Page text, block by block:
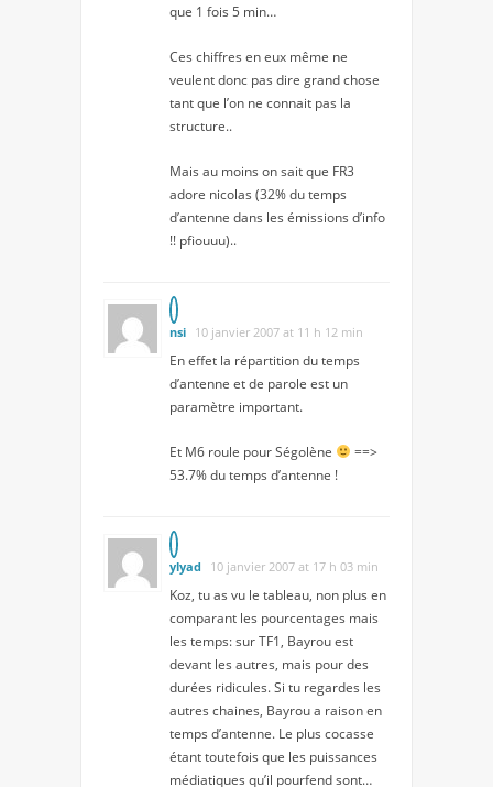
que 1 fois 5 min…
Ces chiffres en eux même ne
veulent donc pas dire grand chose
tant que l’on ne connait pas la
structure..
Mais au moins on sait que FR3
adore nicolas (32% du temps
d’antenne dans les émissions d’info
!! pfiouuu)..
nsi 10 janvier 2007 at 11 h 12 min
En effet la répartition du temps
d’antenne et de parole est un
paramètre important.
Et M6 roule pour Ségolène
==>
53.7% du temps d’antenne !
ylyad 10 janvier 2007 at 17 h 03 min
Koz, tu as vu le tableau, non plus en
comparant les pourcentages mais
les temps: sur TF1, Bayrou est
devant les autres, mais pour des
durées ridicules. Si tu regardes les
autres chaines, Bayrou a raison en
temps d’antenne. Le plus cocasse
étant toutefois que les puissances
médiatiques qu’il pourfend sont…